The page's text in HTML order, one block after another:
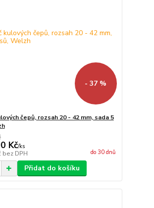
- 37 %
čepů, rozsah 20 - 42 mm, sada 5
Kč/ks
bez DPH do 30 dnů
Přidat do košíku